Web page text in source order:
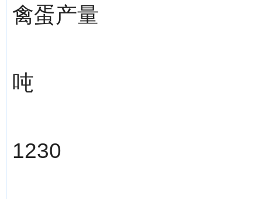
禽蛋产量
吨
1230